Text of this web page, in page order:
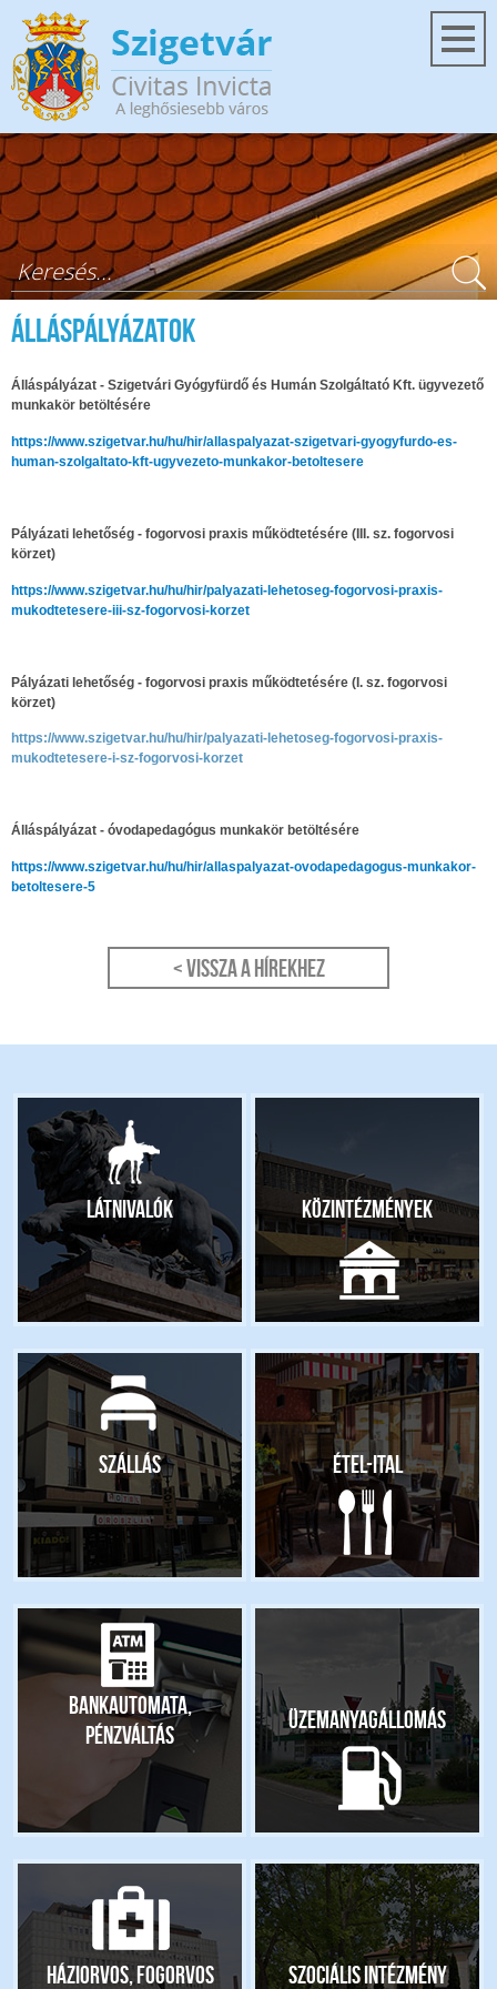
Ugrás a tartalomra
Keresés űrlap
Álláspályázatok
Álláspályázat - Szigetvári Gyógyfürdő és Humán Szolgáltató Kft. ügyvezető
munkakör betöltésére
https://www.szigetvar.hu/hu/hir/allaspalyazat-szigetvari-gyogyfurdo-es-
human-szolgaltato-kft-ugyvezeto-munkakor-betoltesere
Pályázati lehetőség - fogorvosi praxis működtetésére (III. sz. fogorvosi
körzet)
https://www.szigetvar.hu/hu/hir/palyazati-lehetoseg-fogorvosi-praxis-
mukodtetesere-iii-sz-fogorvosi-korzet
Pályázati lehetőség - fogorvosi praxis működtetésére (I. sz. fogorvosi
körzet)
https://www.szigetvar.hu/hu/hir/palyazati-lehetoseg-fogorvosi-praxis-
mukodtetesere-i-sz-fogorvosi-korzet
Álláspályázat - óvodapedagógus munkakör betöltésére
https://www.szigetvar.hu/hu/hir/allaspalyazat-ovodapedagogus-munkakor-
betoltesere-5
< Vissza a hírekhez
Látnivalók Közintézmények
Szállás Étel-ital
Bankautomata,
pénzváltás
Üzemanyagállomás
Háziorvos, fogorvos Szociális intézmény